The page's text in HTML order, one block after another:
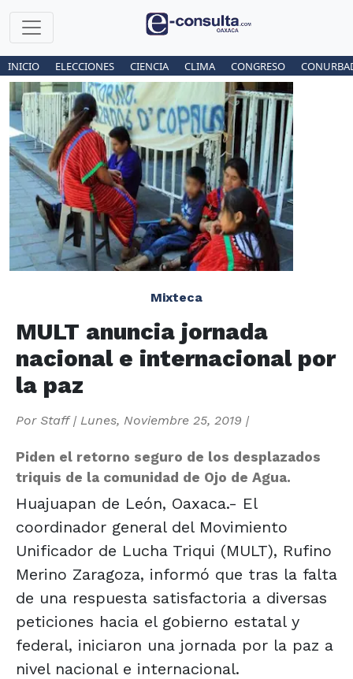
INICIO ELECCIONES CIENCIA CLIMA CONGRESO
Mixteca
MULT anuncia jornada
nacional e internacional por
la paz
Por Staff| Lunes, Noviembre 25, 2019 |
Piden el retorno seguro de los desplazados
triquis de la comunidad de Ojo de Agua.
Huajuapan de León, Oaxaca.- El
coordinador general del Movimiento
Unificador de Lucha Triqui (MULT), Rufino
Merino Zaragoza, informó que tras la falta
de una respuesta satisfactoria a diversas
peticiones hacia el gobierno estatal y
federal, iniciaron una jornada por la paz a
nivel nacional e internacional.